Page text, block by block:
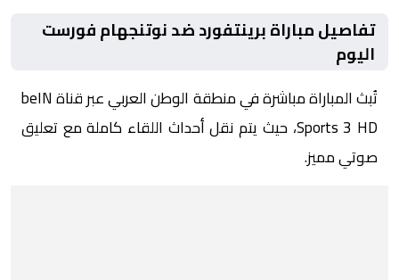
تفاصيل مباراة برينتفورد ضد نوتنجهام فورست
اليوم
تُبث المباراة مباشرة في منطقة الوطن العربي عبر قناة beIN
Sports 3 HD، حيث يتم نقل أحداث اللقاء كاملة مع تعليق
صوتي مميز.